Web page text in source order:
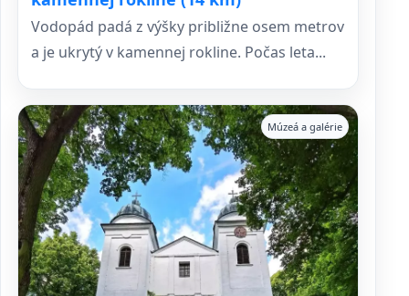
Vodopád padá z výšky približne osem metrov
a je ukrytý v kamennej rokline. Počas leta...
Múzeá a galérie